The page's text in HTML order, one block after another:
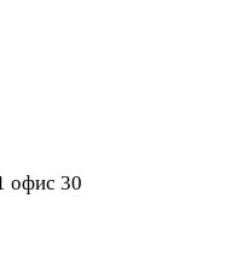
офис 30